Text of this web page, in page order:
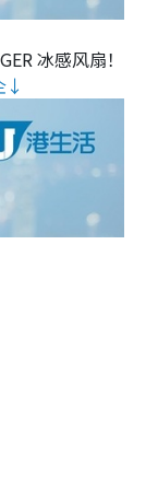
冰感风扇！
↓